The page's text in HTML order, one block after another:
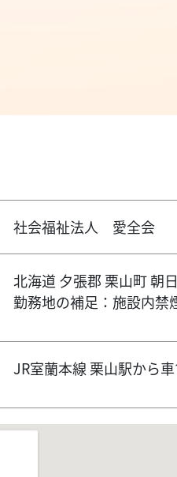
社会福祉法人 愛全会
北海道 夕張郡 栗山町 朝
勤務地の補足：施設内禁
JR室蘭本線 栗山駅から